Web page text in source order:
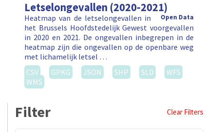
Letselongevallen (2020-2021)
Open Data
Heatmap van de letselongevallen in
het Brussels Hoofdstedelijk Gewest voorgevallen
in 2020 en 2021. De ongevallen inbegrepen in de
heatmap zijn die ongevallen op de openbare weg
met lichamelijk letsel …
CSV
GPKG JSON SHP SLD
WFS
WMS
Filter Clear Filters